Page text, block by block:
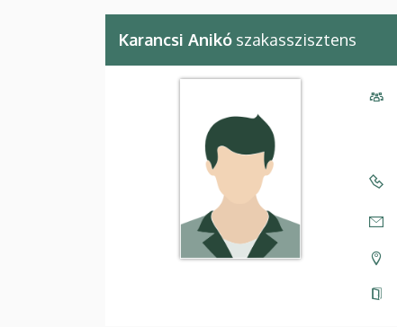
Karancsi Anikó szakasszisztens